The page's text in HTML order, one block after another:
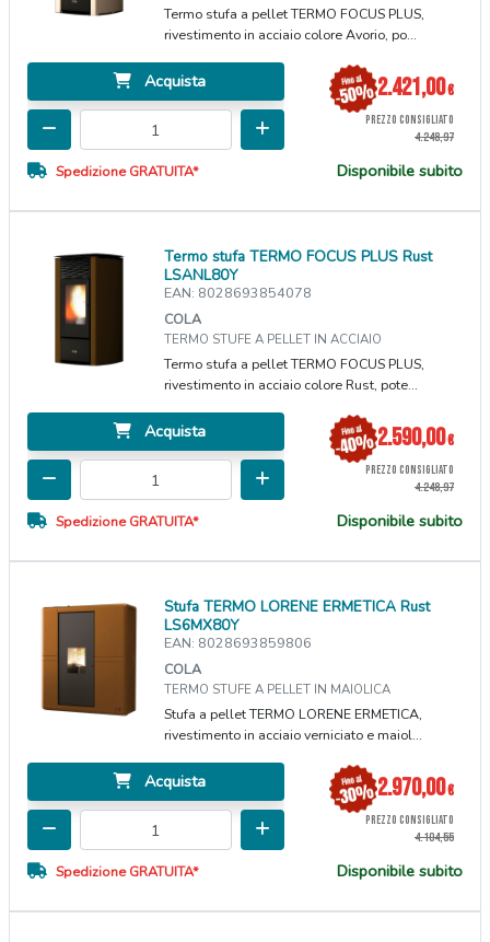
Termo stufa a pellet TERMO FOCUS PLUS,
rivestimento in acciaio colore Avorio, po...
Acquista 2.421,00€
PREZZO CONSIGLIATO
4.248,97
Spedizione GRATUITA* Disponibile subito
Termo stufa TERMO FOCUS PLUS Rust
LSANL80Y
EAN: 8028693854078
COLA
TERMO STUFE A PELLET IN ACCIAIO
Termo stufa a pellet TERMO FOCUS PLUS,
rivestimento in acciaio colore Rust, pote...
Acquista 2.590,00€
PREZZO CONSIGLIATO
4.248,97
Spedizione GRATUITA* Disponibile subito
Stufa TERMO LORENE ERMETICA Rust
LS6MX80Y
EAN: 8028693859806
COLA
TERMO STUFE A PELLET IN MAIOLICA
Stufa a pellet TERMO LORENE ERMETICA,
rivestimento in acciaio verniciato e maiol...
Acquista 2.970,00€
PREZZO CONSIGLIATO
4.104,55
Spedizione GRATUITA* Disponibile subito